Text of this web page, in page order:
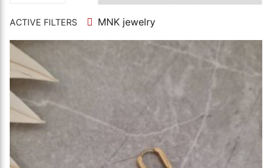
ACTIVE FILTERS MNK jewelry